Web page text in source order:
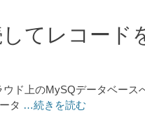
てレコード
ド上のMySQデータベー
タ …続きを読む